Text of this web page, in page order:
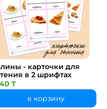
- карточки для
в 2 шрифтах
₸
в корзину